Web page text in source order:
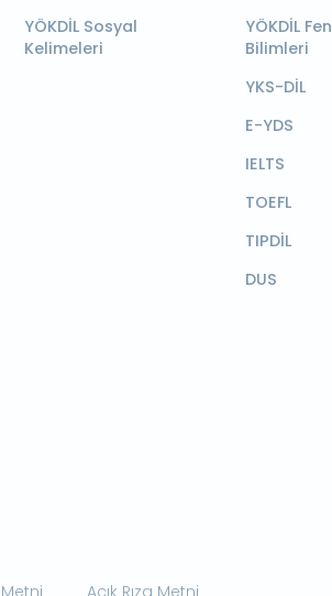
YÖKDİL Sosyal
Kelimeleri
YÖKDİL Fen
Bilimleri
YKS-DİL
E-YDS
IELTS
TOEFL
TIPDİL
DUS
Açık Rıza Metni